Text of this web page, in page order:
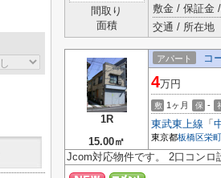
間取り
面積
敷金 / 保証金
交通 / 所在地
1R
15.00㎡
アパート コ
4万円
敷 1ヶ月 保 -
東武東上線 「
東京都板橋区栄町
Jcom対応物件です。 2口コンロ